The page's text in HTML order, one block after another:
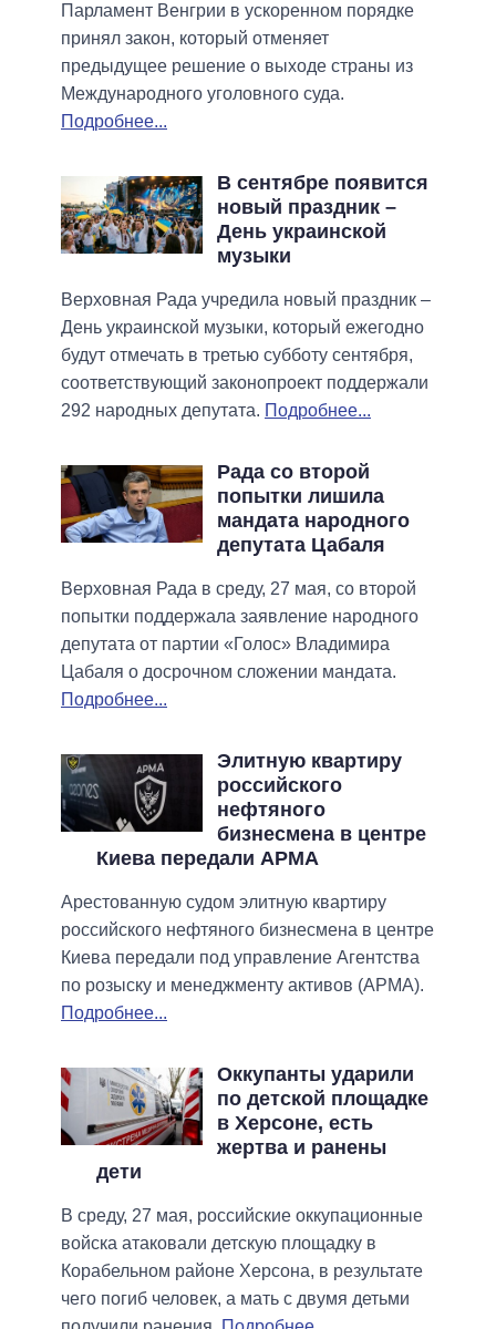
Парламент Венгрии в ускоренном порядке
принял закон, который отменяет
предыдущее решение о выходе страны из
Международного уголовного суда.
Подробнее...
В сентябре появится
новый праздник –
День украинской
музыки
Верховная Рада учредила новый праздник –
День украинской музыки, который ежегодно
будут отмечать в третью субботу сентября,
соответствующий законопроект поддержали
292 народных депутата. Подробнее...
Рада со второй
попытки лишила
мандата народного
депутата Цабаля
Верховная Рада в среду, 27 мая, со второй
попытки поддержала заявление народного
депутата от партии «Голос» Владимира
Цабаля о досрочном сложении мандата.
Подробнее...
Элитную квартиру
российского
нефтяного
бизнесмена в центре
Киева передали АРМА
Арестованную судом элитную квартиру
российского нефтяного бизнесмена в центре
Киева передали под управление Агентства
по розыску и менеджменту активов (АРМА).
Подробнее...
Оккупанты ударили
по детской площадке
в Херсоне, есть
жертва и ранены
дети
В среду, 27 мая, российские оккупационные
войска атаковали детскую площадку в
Корабельном районе Херсона, в результате
чего погиб человек, а мать с двумя детьми